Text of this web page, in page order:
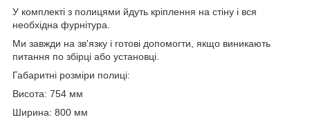
У комплекті з полицями йдуть кріплення на стіну і вся
необхідна фурнітура.
Ми завжди на зв'язку і готові допомогти, якщо виникають
питання по збірці або установці.
Габаритні розміри полиці:
Висота: 754 мм
Ширина: 800 мм